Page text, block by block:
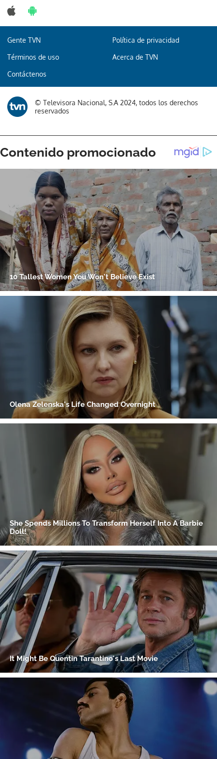
Gracias por suscribirte a nuestro boletín.
Gente TVN Política de privacidad
Términos de uso Acerca de TVN
Contáctenos
© Televisora Nacional, S.A 2024, todos los derechos
reservados